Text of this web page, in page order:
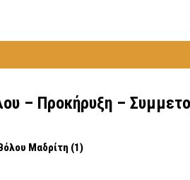
– Προκήρυξη –
Μαδρίτη (1)